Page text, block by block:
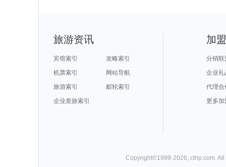
旅游资讯
宾馆索引
攻略索引
机票索引
网站导航
旅游索引
邮轮索引
企业差旅索引
加
分销联
企业礼
代理合
更多加
Copyright©1999-2026, ctrip.com.